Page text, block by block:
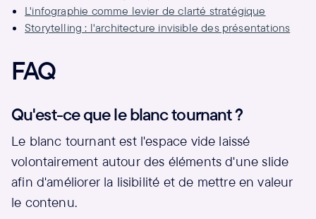
L'infographie comme levier de clarté stratégique
Storytelling : l'architecture invisible des présentations
FAQ
Qu'est-ce que le blanc tournant ?
Le blanc tournant est l'espace vide laissé
volontairement autour des éléments d'une slide
afin d'améliorer la lisibilité et de mettre en valeur
le contenu.